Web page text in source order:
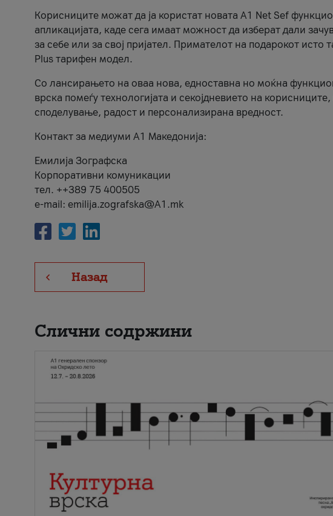
Корисниците можат да ја користат новата А1 Net Sef
апликацијата, каде сега имаат можност да изберат дали
за себе или за свој пријател. Примателот на подарокот
Plus тарифен модел.
Со лансирањето на оваа нова, едноставна но моќна
врска помеѓу технологијата и секојдневието на
споделување, радост и персонализирана вредност.
Контакт за медиуми А1 Македонија:
Емилија Зографска
Корпоративни комуникации
тел. ++389 75 400505
e-mail: emilija.zografska@A1.mk
Назад
Слични содржини